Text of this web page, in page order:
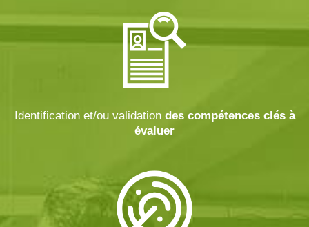
Identification et/ou validation des compétences clés à
évaluer